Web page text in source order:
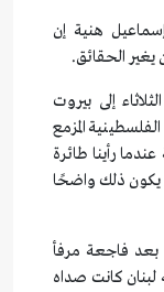
هنية إن
يغير الحقائق.
إلى بيروت
المزمع
رأينا طائرة
يكون ذلك واضحًا
فاجعة مرفأ
لبنان كانت صداه